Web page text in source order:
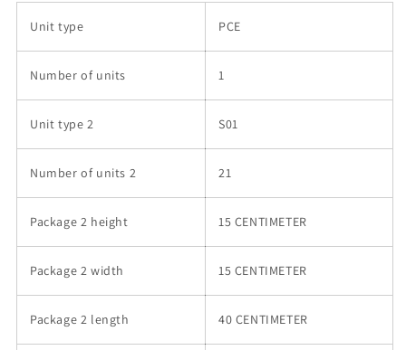
Unit type PCE
Number of units 1
Unit type 2 S01
Number of units 2 21
Package 2 height 15 CENTIMETER
Package 2 width 15 CENTIMETER
Package 2 length 40 CENTIMETER